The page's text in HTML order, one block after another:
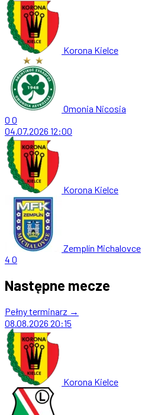
Korona Kielce
Omonia Nicosia
0 0
04.07.2026 12:00
Korona Kielce
Zemplín Michalovce
4 0
Następne mecze
Pełny terminarz →
08.08.2026 20:15
Korona Kielce